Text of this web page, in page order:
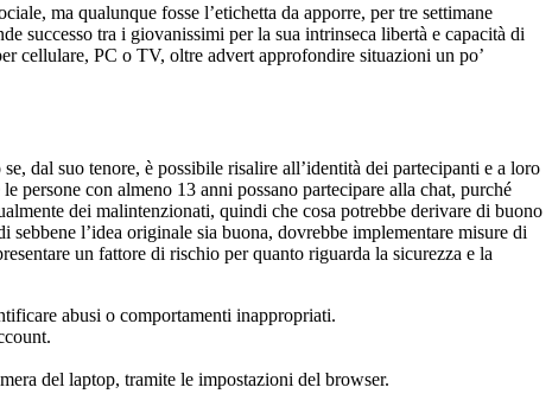
ma qualunque fosse l’etichetta da apporre, per tre settimane
successo tra i giovanissimi per la sua intrinseca libertà e capacità di
cellulare, PC o TV, oltre advert approfondire situazioni un po’
dal suo tenore, è possibile risalire all’identità dei partecipanti e a loro
con almeno 13 anni possano partecipare alla chat, purché
dei malintenzionati, quindi che cosa potrebbe derivare di buono
l’idea originale sia buona, dovrebbe implementare misure di
un fattore di rischio per quanto riguarda la sicurezza e la
abusi o comportamenti inappropriati.
del laptop, tramite le impostazioni del browser.